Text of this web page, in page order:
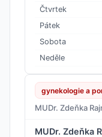
Čtvrtek
Pátek
Sobota
Neděle
gynekologie a
MUDr. Zdeňka
MUDr. Zdeňka